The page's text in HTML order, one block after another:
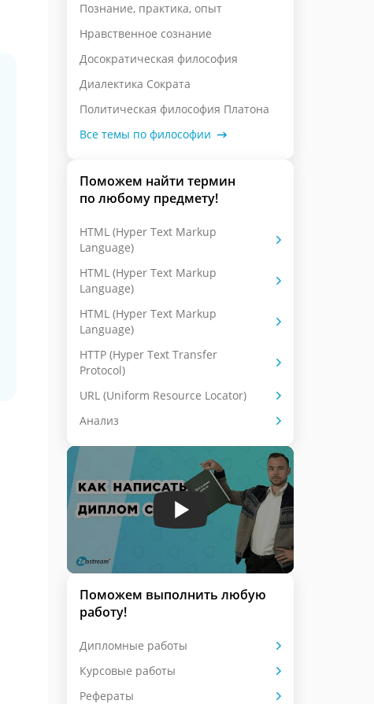
Познание, практика, опыт
Нравственное сознание
Досократическая философия
Диалектика Сократа
Политическая философия Платона
Все темы по философии
Поможем найти термин
по любому предмету!
HTML (Hyper Text Markup
Language)
HTML (Hyper Text Markup
Language)
HTML (Hyper Text Markup
Language)
HTTP (Hyper Text Transfer
Protocol)
URL (Uniform Resource Locator)
Анализ
Поможем выполнить любую
работу!
Дипломные работы
Курсовые работы
Рефераты